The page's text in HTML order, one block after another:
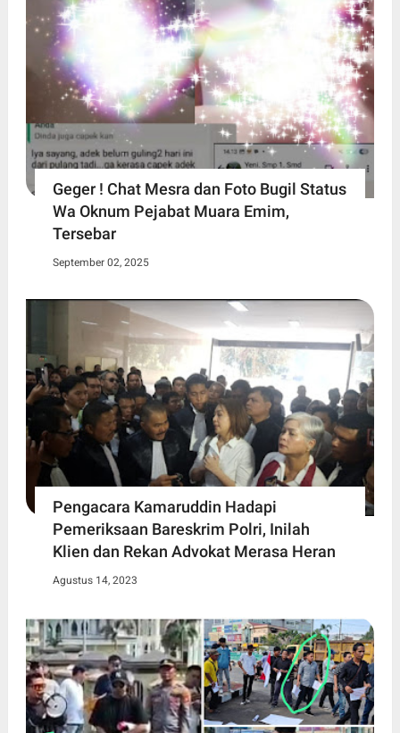
Geger ! Chat Mesra dan Foto Bugil Status
Wa Oknum Pejabat Muara Emim,
Tersebar
September 02, 2025
Pengacara Kamaruddin Hadapi
Pemeriksaan Bareskrim Polri, Inilah
Klien dan Rekan Advokat Merasa Heran
Agustus 14, 2023